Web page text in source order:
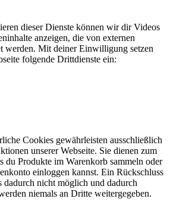
dieser Dienste können wir dir Videos
anzeigen, die von externen
werden. Mit deiner Einwilligung setzen
folgende Drittdienste ein:
Cookies gewährleisten ausschließlich
unserer Webseite. Sie dienen zum
du Produkte im Warenkorb sammeln oder
einloggen kannst. Ein Rückschluss
dadurch nicht möglich und dadurch
niemals an Dritte weitergegeben.